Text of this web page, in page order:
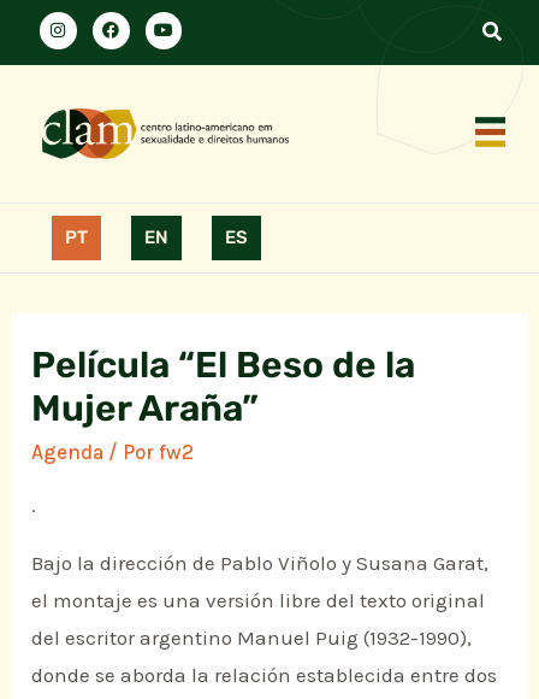
PT EN ES
Película “El Beso de la
Mujer Araña”
Agenda / Porfw2
.
Bajo la dirección de Pablo Viñolo y Susana Garat,
el montaje es una versión libre del texto original
del escritor argentino Manuel Puig (1932-1990),
donde se aborda la relación establecida entre dos